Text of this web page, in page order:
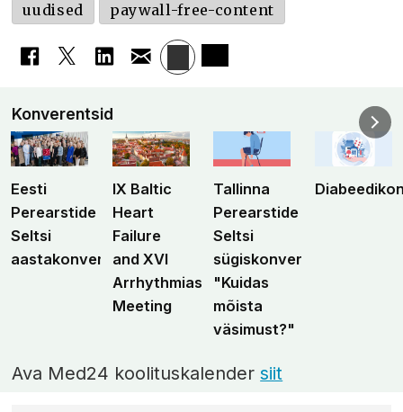
uudised paywall-free-content
Konverentsid
Eesti
Perearstide
Seltsi
aastakonverents
IX Baltic
Heart
Failure
and XVI
Arrhythmias
Meeting
Tallinna
Perearstide
Seltsi
sügiskonverents
"Kuidas
mõista
väsimust?"
Ava Med24 koolituskalendersiit